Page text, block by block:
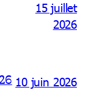
15 juillet
2026
10 juin 2026